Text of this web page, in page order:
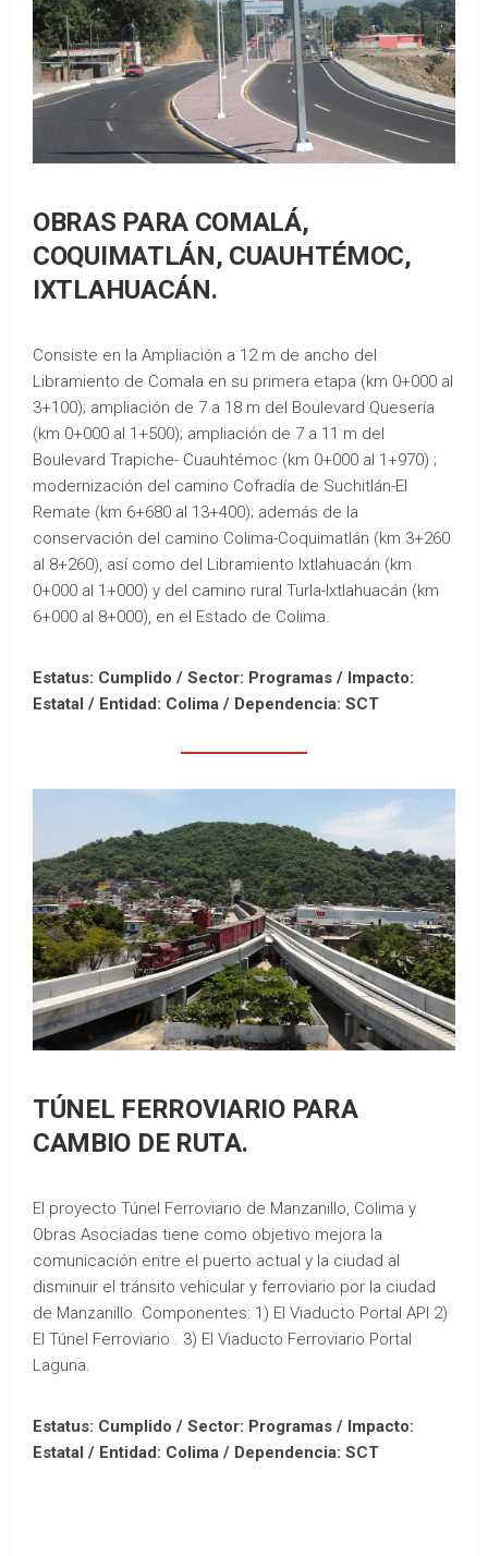
OBRAS PARA COMALÁ,
COQUIMATLÁN, CUAUHTÉMOC,
IXTLAHUACÁN.
Consiste en la Ampliación a 12 m de ancho del
Libramiento de Comala en su primera etapa (km 0+000 al
3+100); ampliación de 7 a 18 m del Boulevard Quesería
(km 0+000 al 1+500); ampliación de 7 a 11 m del
Boulevard Trapiche- Cuauhtémoc (km 0+000 al 1+970) ;
modernización del camino Cofradía de Suchitlán-El
Remate (km 6+680 al 13+400); además de la
conservación del camino Colima-Coquimatlán (km 3+260
al 8+260), así como del Libramiento Ixtlahuacán (km
0+000 al 1+000) y del camino rural Turla-Ixtlahuacán (km
6+000 al 8+000), en el Estado de Colima.
Estatus: Cumplido / Sector: Programas / Impacto:
Estatal / Entidad: Colima / Dependencia: SCT
TÚNEL FERROVIARIO PARA
CAMBIO DE RUTA.
El proyecto Túnel Ferroviario de Manzanillo, Colima y
Obras Asociadas tiene como objetivo mejora la
comunicación entre el puerto actual y la ciudad al
disminuir el tránsito vehicular y ferroviario por la ciudad
de Manzanillo. Componentes: 1) El Viaducto Portal API 2)
El Túnel Ferroviario . 3) El Viaducto Ferroviario Portal
Laguna.
Estatus: Cumplido / Sector: Programas / Impacto:
Estatal / Entidad: Colima / Dependencia: SCT